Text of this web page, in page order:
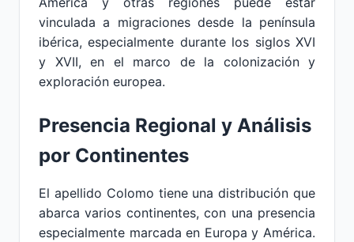
vinculada a migraciones desde la península
ibérica, especialmente durante los siglos XVI
y XVII, en el marco de la colonización y
exploración europea.
Presencia Regional y Análisis
por Continentes
El apellido Colomo tiene una distribución que
abarca varios continentes, con una presencia
especialmente marcada en Europa y América.